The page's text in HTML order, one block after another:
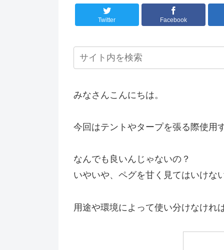
Twitter Facebook
みなさんこんにちは。
今回はテントやタープを張る際使用
なんでも良いんじゃないの？
いやいや、ペグを甘く見てはいけな
用途や環境によって使い分けなけれ